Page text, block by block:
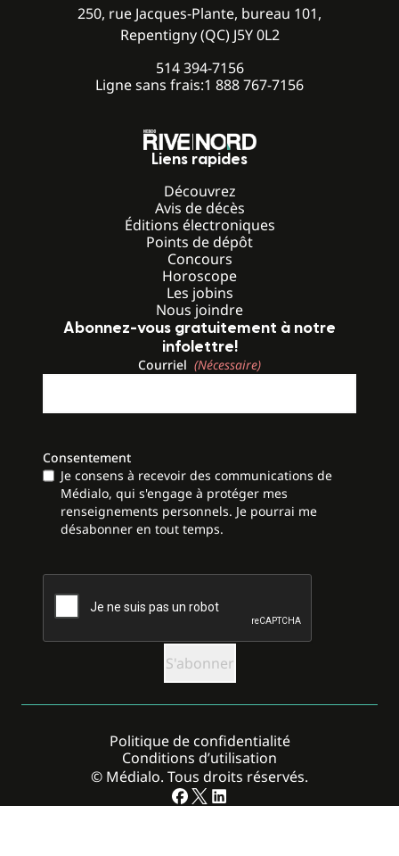
250, rue Jacques-Plante, bureau 101,
Repentigny (QC) J5Y 0L2
514 394-7156
Ligne sans frais:1 888 767-7156
Liens rapides
Découvrez
Avis de décès
Éditions électroniques
Points de dépôt
Concours
Horoscope
Les jobins
Nous joindre
Abonnez-vous gratuitement à notre
infolettre!
Courriel (Nécessaire)
Consentement
Je consens à recevoir des communications de
Médialo, qui s'engage à protéger mes
renseignements personnels. Je pourrai me
désabonner en tout temps.
© Médialo. Tous droits réservés.
Politique de confidentialité
Conditions d’utilisation